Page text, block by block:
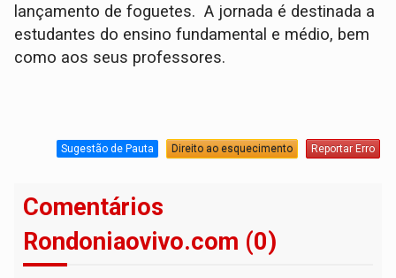
lançamento de foguetes. A jornada é destinada a
estudantes do ensino fundamental e médio, bem
como aos seus professores.
Sugestão de Pauta Direito ao esquecimento Reportar Erro
Comentários
Rondoniaovivo.com (0)